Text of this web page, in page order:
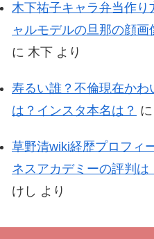
木下祐子キャラ弁当作り
ャルモデルの旦那の顔画
に 木下 より
寿るい誰？不倫現在かわ
は？インスタ本名は？ に
草野清wiki経歴プロフィ
ネスアカデミーの評判は
けし より